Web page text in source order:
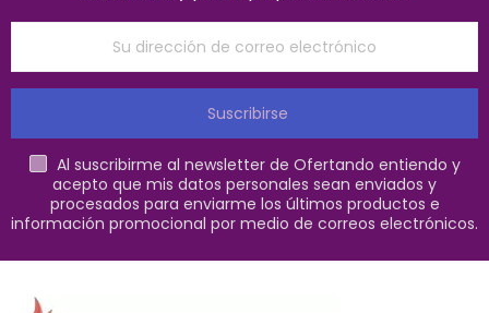
Suscribirse
Al suscribirme al newsletter de Ofertando entiendo y
acepto que mis datos personales sean enviados y
procesados para enviarme los últimos productos e
información promocional por medio de correos electrónicos.